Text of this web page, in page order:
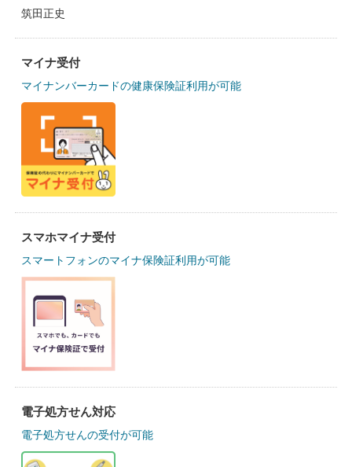
筑田正史
マイナ受付
マイナンバーカードの健康保険証利用が可能
スマホマイナ受付
スマートフォンのマイナ保険証利用が可能
電子処方せん対応
電子処方せんの受付が可能